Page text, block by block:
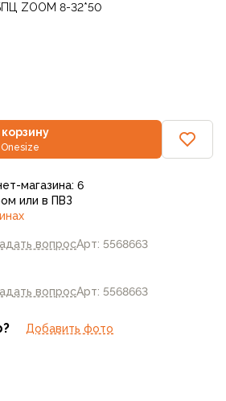
вопросАрт: 5568663
ZOOM 8-32*50
корзину
Onesize
вопросАрт: 5568663
магазина: 6
или в ПВЗ
Добавить фото